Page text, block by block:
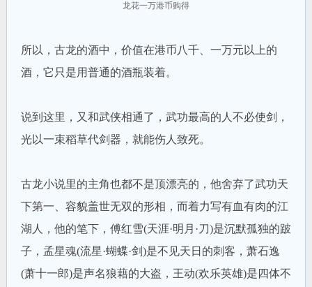
龙花一万港币购得
所以，古龙的酒中，价值在港币八千、一万元以上的
酒，它只是用普通的酒瓶装着。
说到这里，又和武侠相通了，武功最高的人不必使剑，
光以一束稻草代剑器，就能伤人致死。
古龙小说里的主角也都不是顶漂亮的，他舍弃了武功天
下第一、容貌盖世无双的形相，而着力写有血有肉的江
湖人，他的笔下，傅红雪(天涯·明月·刀)是沉默孤独的跛
子，孟星魂(流星·蝴蝶·剑)是不见天日的刺客，萧石逸
(萧十一郎)是声名狼藉的大盗，王动(欢乐英雄)是四体不